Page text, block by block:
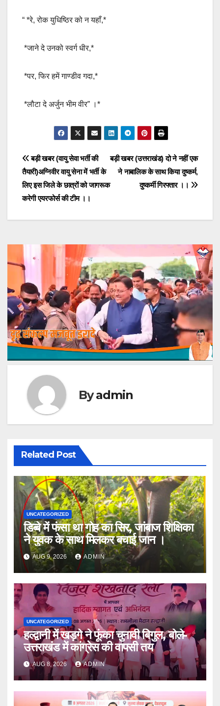
“ *रे, रोक युधिष्ठिर को न यहाँ,*
*जाने दे उनको स्वर्ग धीर,*
*पर, फिर हमें गाण्डीव गदा,*
*लौटा दे अर्जुन भीम वीर” ।*
Post
navigation
बड़ी खबर (उत्तराखंड) दो ने नहीं एक
ने नाबालिक के साथ किया दुष्कर्म,
दुष्कर्मी गिरफ्तार ।।
बड़ी खबर (वायु सेवा भर्ती की
तैयारी)अग्निवीर वायु सेना में भर्ती के
लिए इस जिले के छात्रों को जागरूक
करेगी एयरफोर्स की टीम ।।
Byadmin
Related Post
UNCATEGORIZED
डिब्बे में फंसा था गोह का सिर, जांबाज शिक्षिका
ने युवक के साथ मिलकर बचाई जान ।
AUG 9, 2026 ADMIN
UNCATEGORIZED
हल्द्वानी में खड़गे ने फूंका चुनावी बिगुल, बोले-
उत्तराखंड में कांग्रेस की वापसी तय
AUG 8, 2026 ADMIN